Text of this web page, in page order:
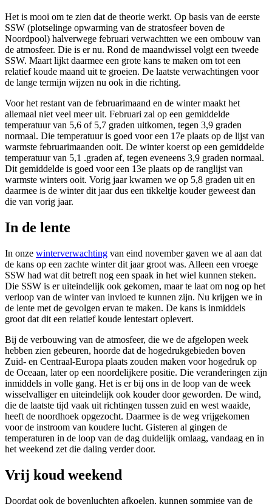
Het is mooi om te zien dat de theorie werkt. Op basis van de eerste
SSW (plotselinge opwarming van de stratosfeer boven de
Noordpool) halverwege februari verwachtten we een ombouw van
de atmosfeer. Die is er nu. Rond de maandwissel volgt een tweede
SSW. Maart lijkt daarmee een grote kans te maken om tot een
relatief koude maand uit te groeien. De laatste verwachtingen voor
de lange termijn wijzen nu ook in die richting.
Voor het restant van de februarimaand en de winter maakt het
allemaal niet veel meer uit. Februari zal op een gemiddelde
temperatuur van 5,6 of 5,7 graden uitkomen, tegen 3,9 graden
normaal. Die temperatuur is goed voor een 17e plaats op de lijst van
warmste februarimaanden ooit. De winter koerst op een gemiddelde
temperatuur van 5,1 .graden af, tegen eveneens 3,9 graden normaal.
Dit gemiddelde is goed voor een 13e plaats op de ranglijst van
warmste winters ooit. Vorig jaar kwamen we op 5,8 graden uit en
daarmee is de winter dit jaar dus een tikkeltje kouder geweest dan
die van vorig jaar.
In de lente
In onze winterverwachting van eind november gaven we al aan dat
de kans op een zachte winter dit jaar groot was. Alleen een vroege
SSW had wat dit betreft nog een spaak in het wiel kunnen steken.
Die SSW is er uiteindelijk ook gekomen, maar te laat om nog op het
verloop van de winter van invloed te kunnen zijn. Nu krijgen we in
de lente met de gevolgen ervan te maken. De kans is inmiddels
groot dat dit een relatief koude lentestart oplevert.
Bij de verbouwing van de atmosfeer, die we de afgelopen week
hebben zien gebeuren, hoorde dat de hogedrukgebieden boven
Zuid- en Centraal-Europa plaats zouden maken voor hogedruk op
de Oceaan, later op een noordelijkere positie. Die veranderingen zijn
inmiddels in volle gang. Het is er bij ons in de loop van de week
wisselvalliger en uiteindelijk ook kouder door geworden. De wind,
die de laatste tijd vaak uit richtingen tussen zuid en west waaide,
heeft de noordhoek opgezocht. Daarmee is de weg vrijgekomen
voor de instroom van koudere lucht. Gisteren al gingen de
temperaturen in de loop van de dag duidelijk omlaag, vandaag en in
het weekend zet die daling verder door.
Vrij koud weekend
Doordat ook de bovenluchten afkoelen, kunnen sommige van de